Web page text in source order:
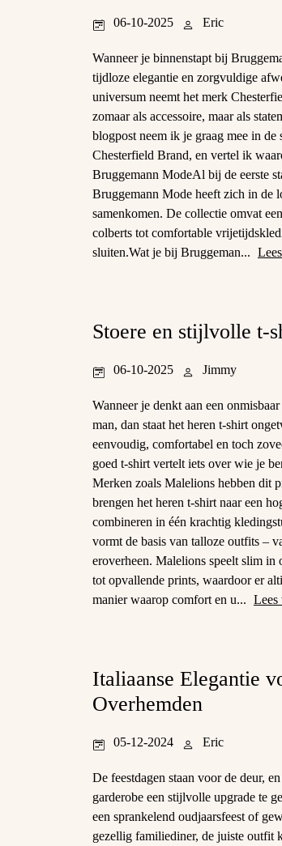
06-10-2025 Eric
Wanneer je binnenstapt bij
tijdloze elegantie en zorgvuldige
universum neemt het merk
zomaar als accessoire, maar als
blogpost neem ik je graag mee in
Chesterfield Brand, en vertel ik
Bruggemann ModeAl bij de eerste
Bruggemann Mode heeft zich in de
samenkomen. De collectie omvat
colberts tot comfortable
sluiten.Wat je bij Bruggeman...
Stoere en stijlvolle t-
06-10-2025 Jimmy
Wanneer je denkt aan een
man, dan staat het heren t-shirt
eenvoudig, comfortabel en toch
goed t-shirt vertelt iets over wie je
Merken zoals Malelions hebben dit
brengen het heren t-shirt naar een
combineren in één krachtig
vormt de basis van talloze outfits –
eroverheen. Malelions speelt slim
tot opvallende prints, waardoor er
manier waarop comfort en u... Lees
Italiaanse Elegantie
Overhemden
05-12-2024 Eric
De feestdagen staan voor de deur,
garderobe een stijlvolle upgrade te
een sprankelend oudjaarsfeest of
gezellig familiediner, de juiste outfit